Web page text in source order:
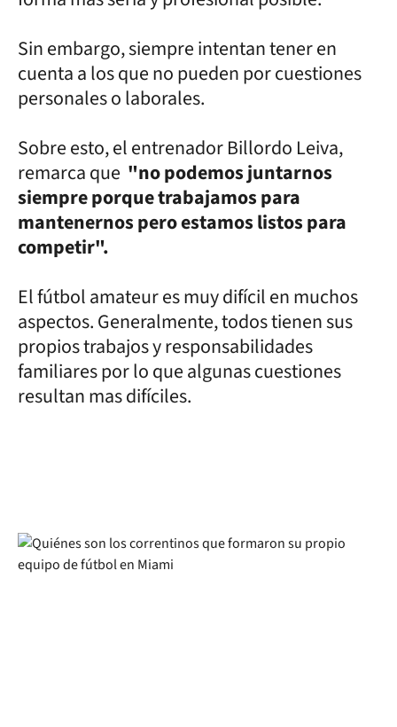
Sin embargo, siempre intentan tener en
cuenta a los que no pueden por cuestiones
personales o laborales.
Sobre esto, el entrenador Billordo Leiva,
remarca que "no podemos juntarnos
siempre porque trabajamos para
mantenernos pero estamos listos para
competir".
El fútbol amateur es muy difícil en muchos
aspectos. Generalmente, todos tienen sus
propios trabajos y responsabilidades
familiares por lo que algunas cuestiones
resultan mas difíciles.